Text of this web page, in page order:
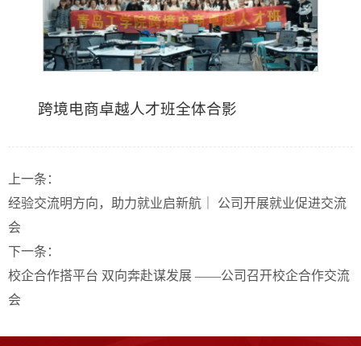
跨境电商卓越人才班全体合影
上一条：
经验交流明方向，助力就业启新航｜ ​公司开展就业促进交流
会
下一条：
校企合作搭平台 双向奔赴谋发展 ——​公司召开校企合作交流
会